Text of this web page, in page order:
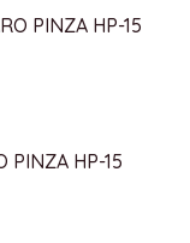
PINZA HP-15